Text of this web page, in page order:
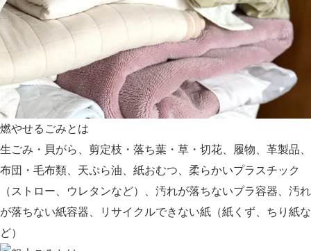
燃やせるごみとは
生ごみ・貝がら、剪定枝・落ち葉・草・切花、履物、革製品、
布団・毛布類、天ぷら油、紙おむつ、柔らかいプラスチック
（ストロー、ウレタンなど）、汚れが落ちないプラ容器、汚れ
が落ちない紙容器、リサイクルできない紙（紙くず、ちり紙な
ど）